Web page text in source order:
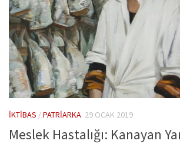
İKTIBAS /PATRIARKA 29 OCAK 2019
Meslek Hastalığı: Kanayan